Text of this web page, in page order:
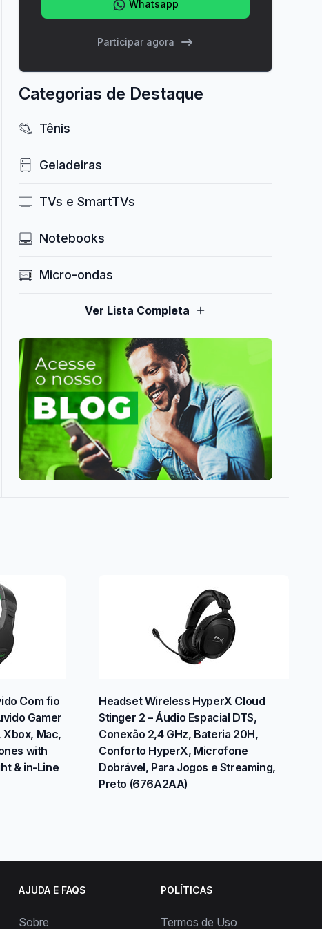
Whatsapp
Participar agora
Categorias de Destaque
Tênis
Geladeiras
TVs e SmartTVs
Notebooks
Micro-ondas
Ver Lista Completa
Com fio
Gamer
Xbox, Mac,
with
& in-Line
Headset Wireless HyperX Cloud
Stinger 2 – Áudio Espacial DTS,
Conexão 2,4 GHz, Bateria 20H,
Conforto HyperX, Microfone
Dobrável, Para Jogos e Streaming,
Preto (676A2AA)
AJUDA E FAQS
Sobre
POLÍTICAS
Termos de Uso